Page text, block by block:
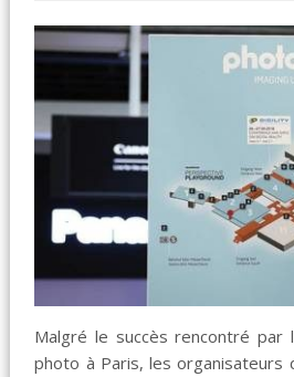
Malgré le succès rencontré par
photo à Paris, les organisateurs